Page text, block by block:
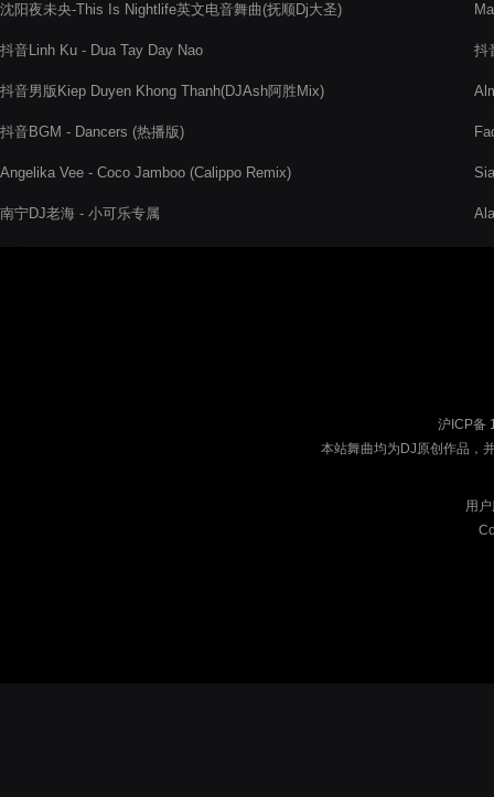
沈阳夜未央-This Is Nightlife英文电音舞曲(抚顺Dj大圣)
抖音Linh Ku - Dua Tay Day Nao
抖音男版Kiep Duyen Khong Thanh(DJAsh阿胜Mix)
抖音BGM - Dancers (热播版)
Angelika Vee - Coco Jamboo (Calippo Remix)
南宁DJ老海 - 小可乐专属
抖
沪ICP备
本站舞曲均为DJ原创作品，
用